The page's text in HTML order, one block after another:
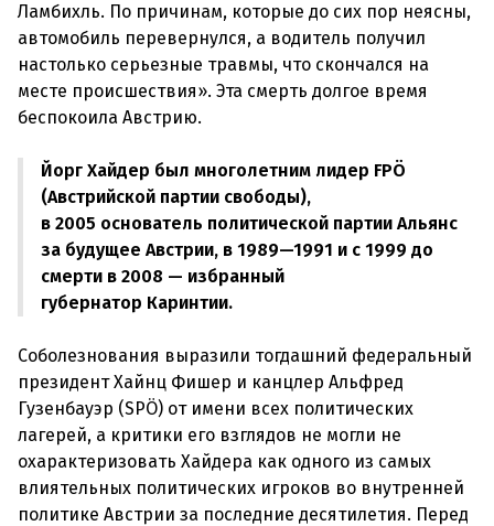
Ламбихль. По причинам, которые до сих пор неясны,
автомобиль перевернулся, а водитель получил
настолько серьезные травмы, что скончался на
месте происшествия». Эта смерть долгое время
Йорг Хайдер был многолетним лидер FPÖ
(Австрийской партии свободы),
в 2005 основатель политической партии Альянс
за будущее Австрии, в 1989—1991 и с 1999 до
смерти в 2008 — избранный
губернатор Каринтии.
Соболезнования выразили тогдашний федеральный
президент Хайнц Фишер и канцлер Альфред
Гузенбауэр (SPÖ) от имени всех политических
лагерей, а критики его взглядов не могли не
охарактеризовать Хайдера как одного из самых
влиятельных политических игроков во внутренней
политике Австрии за последние десятилетия. Перед